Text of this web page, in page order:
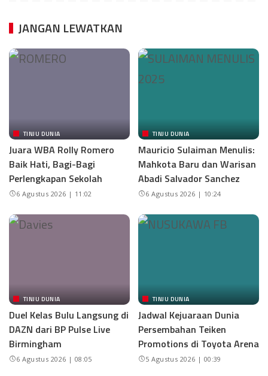
JANGAN LEWATKAN
TINJU DUNIA
Juara WBA Rolly Romero
Baik Hati, Bagi-Bagi
Perlengkapan Sekolah
6 Agustus 2026 | 11:02
TINJU DUNIA
Mauricio Sulaiman Menulis:
Mahkota Baru dan Warisan
Abadi Salvador Sanchez
6 Agustus 2026 | 10:24
TINJU DUNIA
Duel Kelas Bulu Langsung di
DAZN dari BP Pulse Live
Birmingham
6 Agustus 2026 | 08:05
TINJU DUNIA
Jadwal Kejuaraan Dunia
Persembahan Teiken
Promotions di Toyota Arena
5 Agustus 2026 | 00:39